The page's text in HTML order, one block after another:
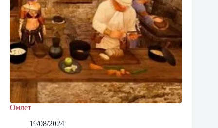
Омлет
19/08/2024